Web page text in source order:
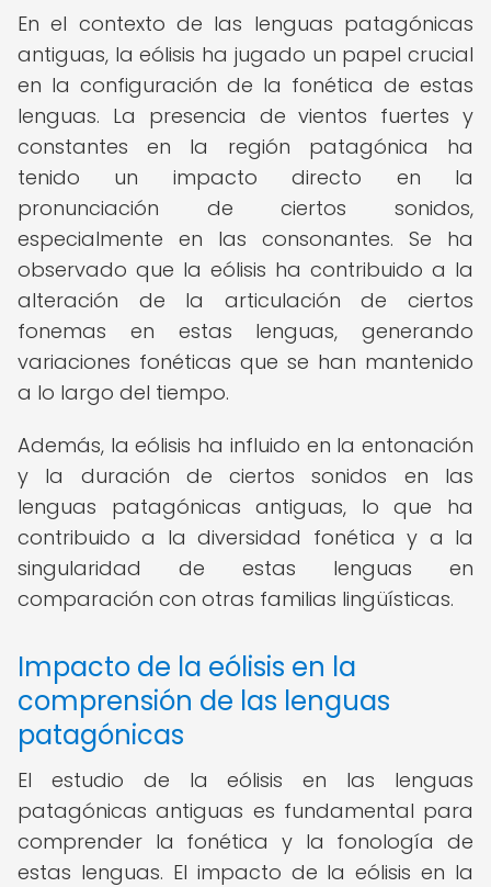
En el contexto de las lenguas patagónicas
antiguas, la eólisis ha jugado un papel crucial
en la configuración de la fonética de estas
lenguas. La presencia de vientos fuertes y
constantes en la región patagónica ha
tenido un impacto directo en la
pronunciación de ciertos sonidos,
especialmente en las consonantes. Se ha
observado que la eólisis ha contribuido a la
alteración de la articulación de ciertos
fonemas en estas lenguas, generando
variaciones fonéticas que se han mantenido
a lo largo del tiempo.
Además, la eólisis ha influido en la entonación
y la duración de ciertos sonidos en las
lenguas patagónicas antiguas, lo que ha
contribuido a la diversidad fonética y a la
singularidad de estas lenguas en
comparación con otras familias lingüísticas.
Impacto de la eólisis en la
comprensión de las lenguas
patagónicas
El estudio de la eólisis en las lenguas
patagónicas antiguas es fundamental para
comprender la fonética y la fonología de
estas lenguas. El impacto de la eólisis en la